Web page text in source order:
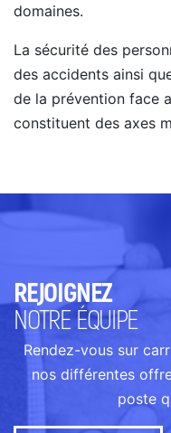
domaines.
La sécurité des
des accidents ainsi
de la prévention face
constituent des axes
REJOIGNEZ
NOTRE ÉQUIPE
Rendez-vous sur
nos différentes
poste